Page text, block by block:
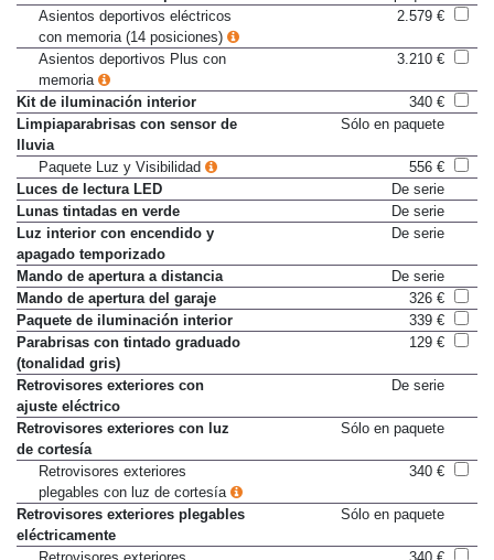
Función de memoria para volante
Sólo en paquete
Asientos deportivos eléctricos
con memoria (14 posiciones)
Asientos deportivos Plus con
memoria
Kit de iluminación interior
340 €
Limpiaparabrisas con sensor de
lluvia
Paquete Luz y Visibilidad
556 €
Luces de lectura LED
De serie
Lunas tintadas en verde
De serie
Luz interior con encendido y
apagado temporizado
Mando de apertura a distancia
De serie
Mando de apertura del garaje
326 €
Paquete de iluminación interior
339 €
Parabrisas con tintado graduado
(tonalidad gris)
Retrovisores exteriores con
ajuste eléctrico
Retrovisores exteriores con luz
de cortesía
Retrovisores exteriores
plegables con luz de cortesía
Retrovisores exteriores plegables
eléctricamente